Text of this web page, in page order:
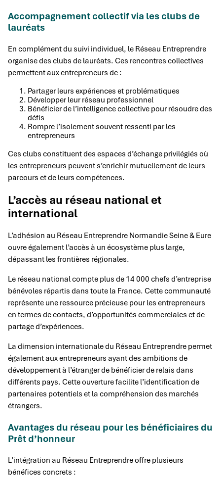
Accompagnement collectif via les clubs de
lauréats
En complément du suivi individuel, le Réseau Entreprendre
organise des clubs de lauréats. Ces rencontres collectives
permettent aux entrepreneurs de :
Partager leurs expériences et problématiques
Développer leur réseau professionnel
Bénéficier de l’intelligence collective pour résoudre des
défis
Rompre l’isolement souvent ressenti par les
entrepreneurs
Ces clubs constituent des espaces d’échange privilégiés où
les entrepreneurs peuvent s’enrichir mutuellement de leurs
parcours et de leurs compétences.
L’accès au réseau national et
international
L’adhésion au Réseau Entreprendre Normandie Seine & Eure
ouvre également l’accès à un écosystème plus large,
dépassant les frontières régionales.
Le réseau national compte plus de 14 000 chefs d’entreprise
bénévoles répartis dans toute la France. Cette communauté
représente une ressource précieuse pour les entrepreneurs
en termes de contacts, d’opportunités commerciales et de
partage d’expériences.
La dimension internationale du Réseau Entreprendre permet
également aux entrepreneurs ayant des ambitions de
développement à l’étranger de bénéficier de relais dans
différents pays. Cette ouverture facilite l’identification de
partenaires potentiels et la compréhension des marchés
étrangers.
Avantages du réseau pour les bénéficiaires du
Prêt d’honneur
L’intégration au Réseau Entreprendre offre plusieurs
bénéfices concrets :